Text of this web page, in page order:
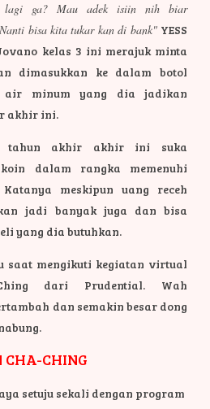
lagi ga? Mau adek isiin nih biar
bisa kita tukar kan di bank" YESS
kelas 3 ini merajuk minta
dimasukkan ke dalam botol
air minum yang dia jadikan
akhir ini.
tahun akhir akhir ini suka
dalam rangka memenuhi
meskipun uang receh
jadi banyak juga dan bisa
yang dia butuhkan.
saat mengikuti kegiatan virtual
dari Prudential. Wah
dan semakin besar dong
CHA-CHING
setuju sekali dengan program